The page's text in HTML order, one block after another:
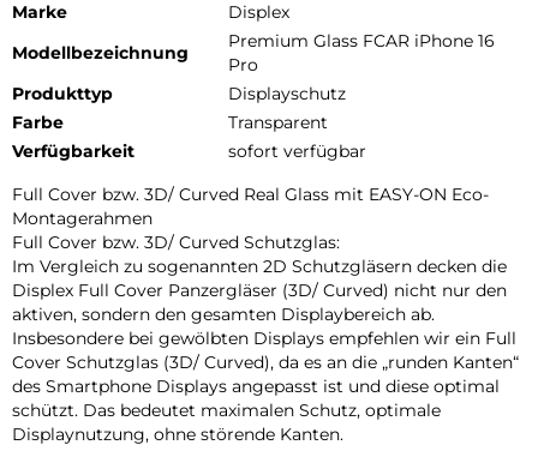
Marke
Displex
Modellbezeichnung
Premium Glass FCAR iPhone 16
Pro
Produkttyp
Displayschutz
Farbe
Transparent
Verfügbarkeit
sofort verfügbar
Full Cover bzw. 3D/ Curved Real Glass mit EASY-ON Eco-
Montagerahmen
Full Cover bzw. 3D/ Curved Schutzglas:
Im Vergleich zu sogenannten 2D Schutzgläsern decken die
Displex Full Cover Panzergläser (3D/ Curved) nicht nur den
aktiven, sondern den gesamten Displaybereich ab.
Insbesondere bei gewölbten Displays empfehlen wir ein Full
Cover Schutzglas (3D/ Curved), da es an die „runden Kanten“
des Smartphone Displays angepasst ist und diese optimal
schützt. Das bedeutet maximalen Schutz, optimale
Displaynutzung, ohne störende Kanten.